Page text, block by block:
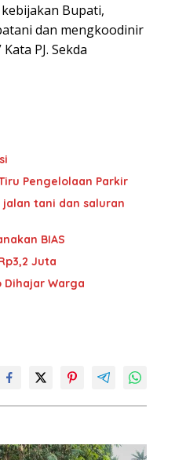
Bupati,
dan mengkoodinir
PJ. Sekda
Pengelolaan Parkir
tani dan saluran
BIAS
Juta
Dihajar Warga